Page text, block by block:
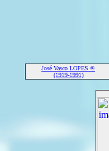
José Vasco LOPES ®
(1919-1991)